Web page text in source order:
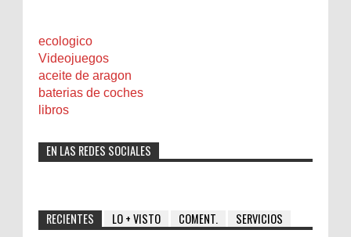
ecologico
Videojuegos
aceite de aragon
baterias de coches
libros
EN LAS REDES SOCIALES
RECIENTES LO + VISTO COMENT. SERVICIOS